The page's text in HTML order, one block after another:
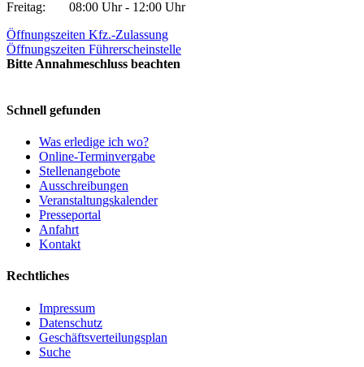
Freitag:
08:00 Uhr - 12:00 Uhr
Öffnungszeiten Kfz.-Zulassung
Öffnungszeiten Führerscheinstelle
Bitte Annahmeschluss beachten
Schnell gefunden
Was erledige ich wo?
Online-Terminvergabe
Stellenangebote
Ausschreibungen
Veranstaltungskalender
Presseportal
Anfahrt
Kontakt
Rechtliches
Impressum
Datenschutz
Geschäftsverteilungsplan
Suche